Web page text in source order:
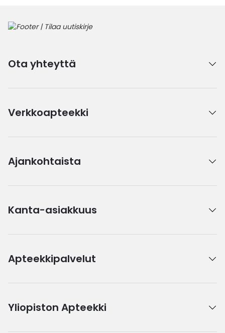
Ota yhteyttä
Verkkoapteekki
Ajankohtaista
Kanta-asiakkuus
Apteekkipalvelut
Yliopiston Apteekki